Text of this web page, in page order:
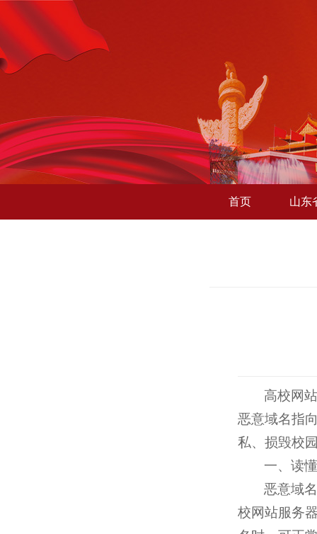
首页 山东
高校网
恶意域名指
私、损毁校
一、读
恶意域
校网站服务